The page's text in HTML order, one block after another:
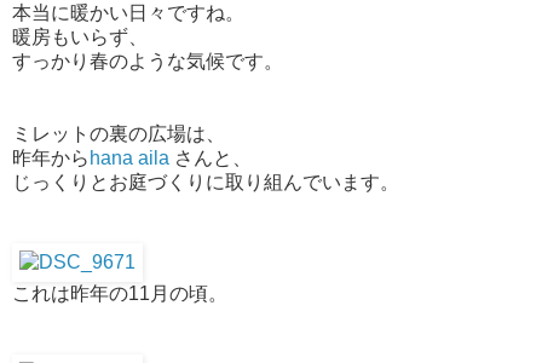
本当に暖かい日々ですね。
暖房もいらず、
すっかり春のような気候です。
ミレットの裏の広場は、
昨年から hana aila さんと、
じっくりとお庭づくりに取り組んでいます。
これは昨年の11月の頃。